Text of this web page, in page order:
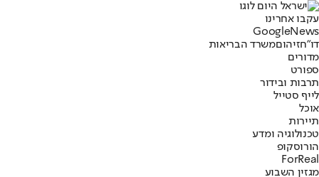
עקבו אחרינו
Googl eNews
דו"חזיהוםמשרד הבריאות
מדורים
ספורט
תרבות ובידור
לייף סטייל
אוכל
תיירות
טכנולוגיה ומדע
הורוסקופ
ForReal
מגזין השבוע